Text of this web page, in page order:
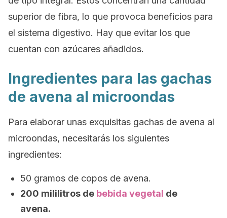
superior de fibra, lo que provoca beneficios para
el sistema digestivo. Hay que evitar los que
cuentan con azúcares añadidos.
Ingredientes para las gachas
de avena al microondas
Para elaborar unas exquisitas gachas de avena al
microondas, necesitarás los siguientes
ingredientes:
50 gramos de copos de avena.
200 mililitros de bebida vegetal de
avena.